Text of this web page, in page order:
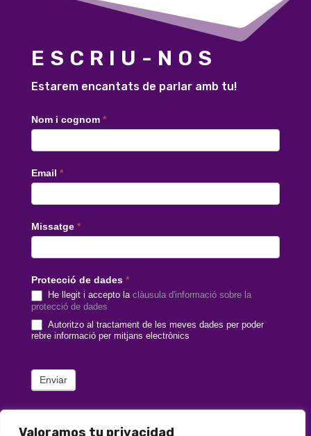
Valoramos tu privacidad
ESCRIU-NOS
Estarem encantats de parlar amb tu!
Contacte
català
Nom i cognom *
Email *
Missatge *
Protecció de dades *
He llegit i accepto la clàusula d'informació sobre la
protecció de dades
Autoritzo al tractament de les meves dades per poder
rebre informació per mitjans electrònics
Enviar